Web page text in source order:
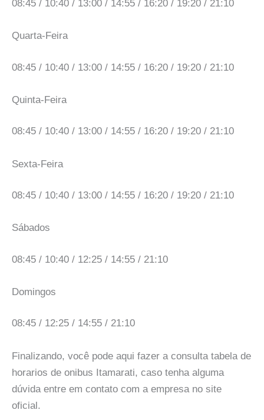
08:45 / 10:40 / 13:00 / 14:55 / 16:20 / 19:20 / 21:10
Quarta-Feira
08:45 / 10:40 / 13:00 / 14:55 / 16:20 / 19:20 / 21:10
Quinta-Feira
08:45 / 10:40 / 13:00 / 14:55 / 16:20 / 19:20 / 21:10
Sexta-Feira
08:45 / 10:40 / 13:00 / 14:55 / 16:20 / 19:20 / 21:10
Sábados
08:45 / 10:40 / 12:25 / 14:55 / 21:10
Domingos
08:45 / 12:25 / 14:55 / 21:10
Finalizando, você pode aqui fazer a consulta tabela de
horarios de onibus Itamarati, caso tenha alguma
dúvida entre em contato com a empresa no site
oficial.